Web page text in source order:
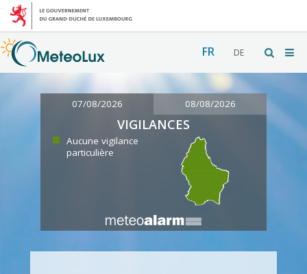
FR DE
07/08/2026 08/08/2026
VIGILANCES
Aucune vigilance
particulière